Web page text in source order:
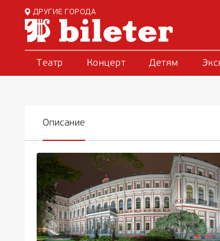
ДРУГИЕ ГОРОДА
Театр Концерт Детям
Описание